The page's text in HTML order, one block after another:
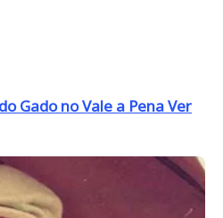
Gado no Vale a Pena Ver